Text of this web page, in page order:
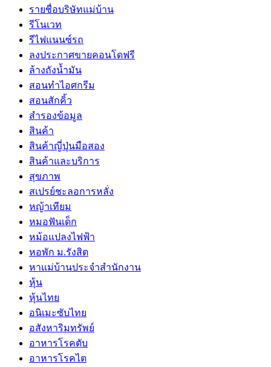
รายชื่อบริษัทแม่บ้าน
รีโนเวท
รีไฟแนนซ์รถ
ลงประกาศขายคอนโดฟรี
ล้างถังน้ำมัน
สอนทำไอศกรีม
สอนสักคิ้ว
สำรองข้อมูล
สินค้า
สินค้าญี่ปุ่นมือสอง
สินค้าและบริการ
สุขภาพ
สเปรย์ชะลอการหลั่ง
หญ้าเทียม
หมอฟันเด็ก
หม้อแปลงไฟฟ้า
หอพัก ม.รังสิต
หาแม่บ้านประจำสำนักงาน
หุ้น
หุ้นไทย
อนิเมะซับไทย
อสังหาริมทรัพย์
อาหารโรคตับ
อาหารโรคไต